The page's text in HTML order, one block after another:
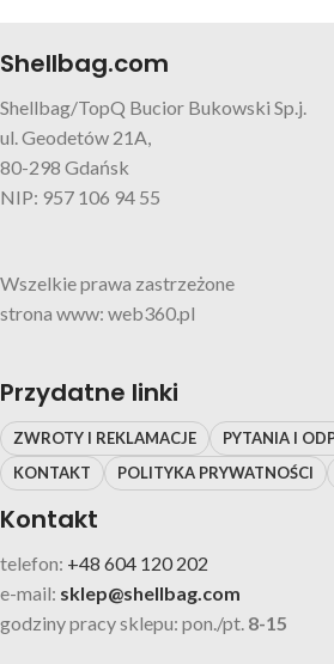
Shellbag.com
Shellbag/TopQ Bucior Bukowski Sp.j.
ul. Geodetów 21A,
80-298 Gdańsk
NIP: 957 106 94 55
Wszelkie prawa zastrzeżone
strona www: web360.pl
Przydatne linki
ZWROTY I REKLAMACJE PYTANIA I
KONTAKT
POLITYKA PRYWATNOŚCI
Kontakt
telefon: +48 604 120 202
e-mail: sklep@shellbag.com
godziny pracy sklepu: pon./pt. 8-15